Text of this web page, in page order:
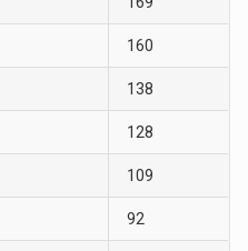
160
138
128
109
92